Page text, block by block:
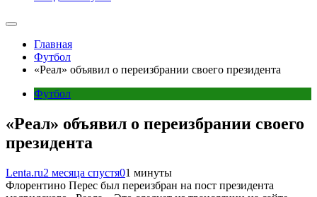
Главная
Футбол
«Реал» объявил о переизбрании своего президента
Футбол
«Реал» объявил о переизбрании своего
президента
Lenta.ru2 месяца спустя01 минуты
Флорентино Перес был переизбран на пост президента